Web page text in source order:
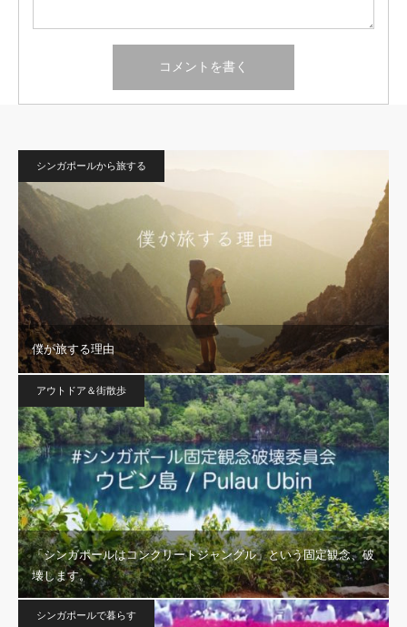
シンガポールから旅する
僕が旅する理由
アウトドア＆街散歩
「シンガポールはコンクリートジャングル」という固定観念、破
壊します。
シンガポールで暮らす